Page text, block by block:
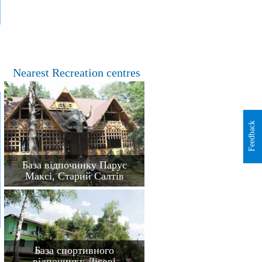
Nearest Recreation centres
База відпочинку Парус
Максі, Старий Салтів
База спортивного
Feedback